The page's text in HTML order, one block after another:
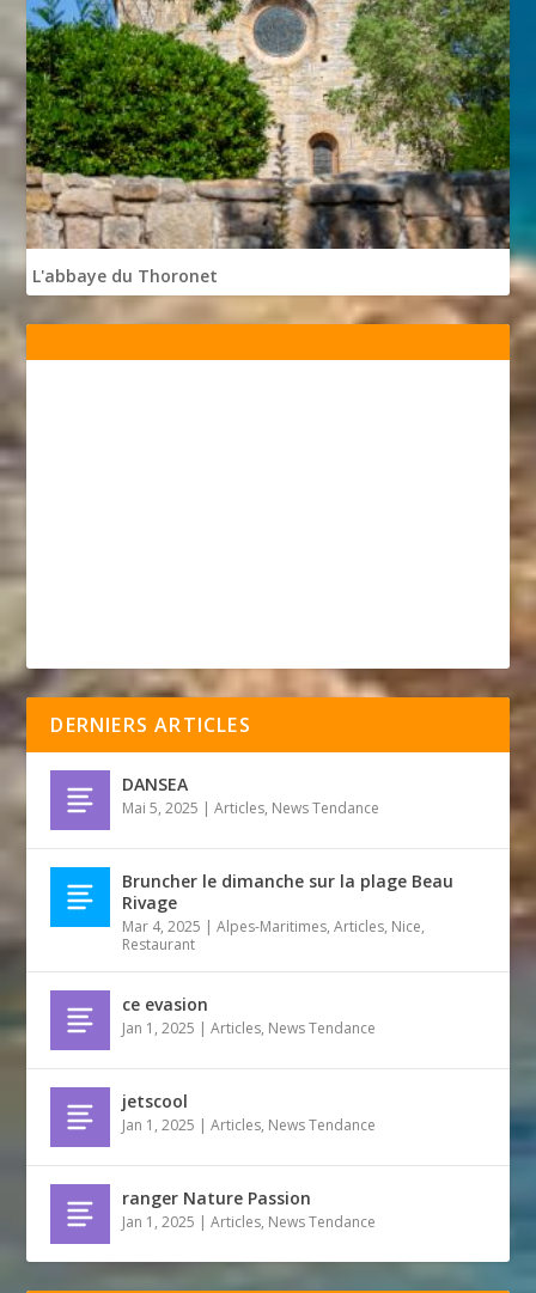
L'abbaye du Thoronet
DERNIERS ARTICLES
DANSEA
Mai 5, 2025 |Articles, News Tendance
Bruncher le dimanche sur la plage Beau
Rivage
Mar 4, 2025 |Alpes-Maritimes,Articles, Nice,
Restaurant
ce evasion
Jan 1, 2025 |Articles, News Tendance
jetscool
Jan 1, 2025 |Articles, News Tendance
ranger Nature Passion
Jan 1, 2025 |Articles, News Tendance